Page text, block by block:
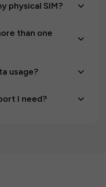
physical SIM?
than one
usage?
I need?